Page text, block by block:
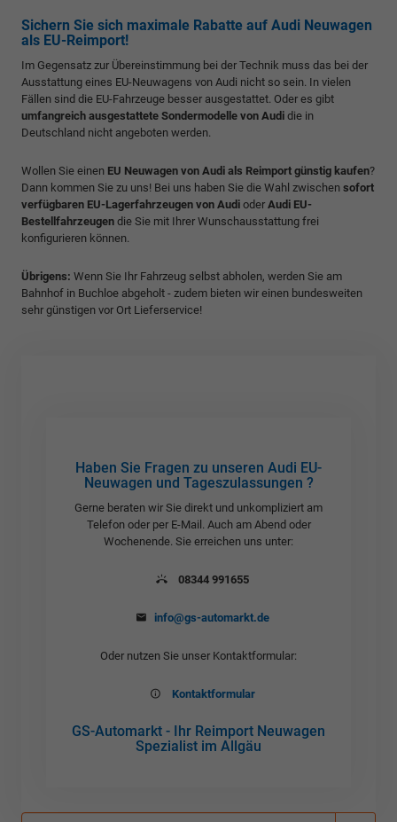
Sichern Sie sich maximale Rabatte auf Audi Neuwagen
als EU-Reimport!
Im Gegensatz zur Übereinstimmung bei der Technik muss das bei der
Ausstattung eines EU-Neuwagens von Audi nicht so sein. In vielen
Fällen sind die EU-Fahrzeuge besser ausgestattet. Oder es gibt
umfangreich ausgestattete Sondermodelle von Audi die in
Deutschland nicht angeboten werden.
Wollen Sie einen EU Neuwagen von Audi als Reimport günstig kaufen?
Dann kommen Sie zu uns! Bei uns haben Sie die Wahl zwischen sofort
verfügbaren EU-Lagerfahrzeugen von Audi oder Audi EU-
Bestellfahrzeugen die Sie mit Ihrer Wunschausstattung frei
konfigurieren können.
Übrigens: Wenn Sie Ihr Fahrzeug selbst abholen, werden Sie am
Bahnhof in Buchloe abgeholt - zudem bieten wir einen bundesweiten
sehr günstigen vor Ort Lieferservice!
Haben Sie Fragen zu unseren Audi EU-
Neuwagen und Tageszulassungen ?
Gerne beraten wir Sie direkt und unkompliziert am
Telefon oder per E-Mail. Auch am Abend oder
Wochenende. Sie erreichen uns unter:
08344 991655
info@gs-automarkt.de
Oder nutzen Sie unser Kontaktformular:
Kontaktformular
GS-Automarkt - Ihr Reimport Neuwagen
Spezialist im Allgäu